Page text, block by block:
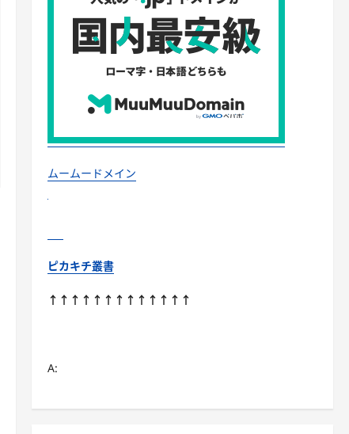
ムームードメイン
ピカキチ叢書
↑↑↑↑↑↑↑↑↑↑↑↑↑
A: